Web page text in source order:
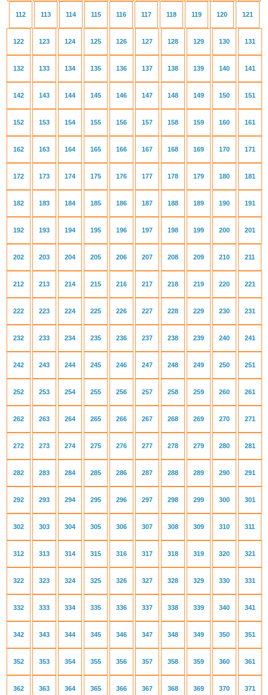
112 113 114 115 116 117 118 119 120 121
122 123 124 125 126 127 128 129 130 131
132 133 134 135 136 137 138 139 140 141
142 143 144 145 146 147 148 149 150 151
152 153 154 155 156 157 158 159 160 161
162 163 164 165 166 167 168 169 170 171
172 173 174 175 176 177 178 179 180 181
182 183 184 185 186 187 188 189 190 191
192 193 194 195 196 197 198 199 200 201
202 203 204 205 206 207 208 209 210 211
212 213 214 215 216 217 218 219 220 221
222 223 224 225 226 227 228 229 230 231
232 233 234 235 236 237 238 239 240 241
242 243 244 245 246 247 248 249 250 251
252 253 254 255 256 257 258 259 260 261
262 263 264 265 266 267 268 269 270 271
272 273 274 275 276 277 278 279 280 281
282 283 284 285 286 287 288 289 290 291
292 293 294 295 296 297 298 299 300 301
302 303 304 305 306 307 308 309 310 311
312 313 314 315 316 317 318 319 320 321
322 323 324 325 326 327 328 329 330 331
332 333 334 335 336 337 338 339 340 341
342 343 344 345 346 347 348 349 350 351
352 353 354 355 356 357 358 359 360 361
362 363 364 365 366 367 368 369 370 371